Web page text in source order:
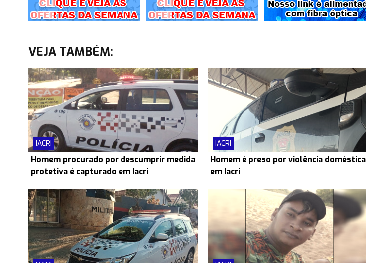
VEJA TAMBÉM:
IACRI
Homem procurado por descumprir medida
protetiva é capturado em Iacri
IACRI
Homem é preso por violência doméstica
em Iacri